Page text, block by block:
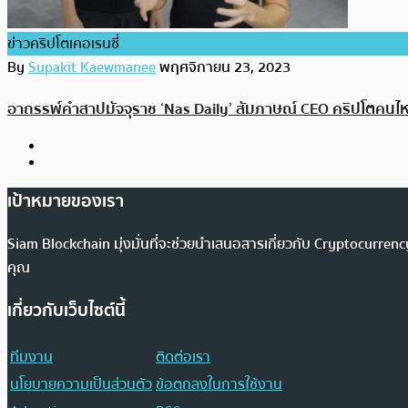
ข่าวคริปโตเคอเรนซี่
BySupakit Kaewmaneeพฤศจิกายน 23, 2023
อาถรรพ์คำสาปมัจจุราช ‘Nas Daily’ สัมภาษณ์ CEO คริปโตคน
เป้าหมายของเรา
Siam Blockchain มุ่งมั่นที่จะช่วยนำเสนอสารเกี่ยวกับ
คุณ
เกี่ยวกับเว็บไซต์นี้
ทีมงาน
ติดต่อเรา
นโยบายความเป็นส่วนตัวข้อตกลงในการใช้งาน